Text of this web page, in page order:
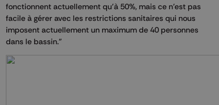
fonctionnent actuellement qu'à 50%, mais ce n'est pas
facile à gérer avec les restrictions sanitaires qui nous
imposent actuellement un maximum de 40 personnes
dans le bassin."